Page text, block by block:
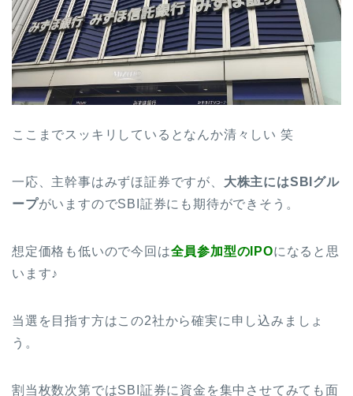
ここまでスッキリしているとなんか清々しい 笑
一応、主幹事はみずほ証券ですが、 大株主にはSBIグル
ープがいますのでSBI証券にも期待ができそう。
想定価格も低いので今回は全員参加型のIPOになると思
います♪
当選を目指す方はこの2社から確実に申し込みましょ
う。
割当枚数次第ではSBI証券に資金を集中させてみても面